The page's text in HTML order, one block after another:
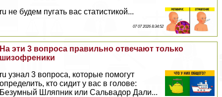
ru не будем пугать вас статистикой...
07 07 2026 8:34:52
На эти 3 вопроса правильно отвечают только
шизофреники
ru узнал 3 вопроса, которые помогут
определить, кто сидит у вас в голове:
Безумный Шляпник или Сальвадор Дали...